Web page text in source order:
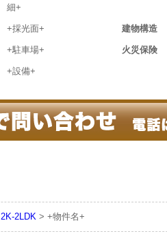
細+
+採光面+ 建物構造
+駐車場+ 火災保険
+設備+
2K-2LDK > +物件名+